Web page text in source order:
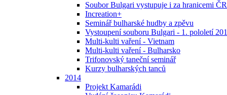
Soubor Bulgari vystupuje i za hranicemi ČR
Increation+
Seminář bulharské hudby a zpěvu
Vystoupení souboru Bulgari - 1. pololetí
Multi-kulti vaření - Vietnam
Multi-kulti vaření - Bulharsko
Trifonovský taneční seminář
Kurzy bulharských tanců
2014
Projekt Kamarádi